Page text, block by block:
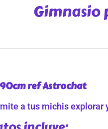
Gimnasio
ref Astrochat
a tus michis explorar